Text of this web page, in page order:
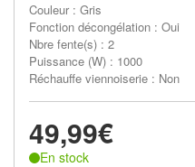
Couleur : Gris
Fonction décongélation : Oui
Nbre fente(s) : 2
Puissance (W) : 1000
Réchauffe viennoiserie : Non
49,99€
En stock